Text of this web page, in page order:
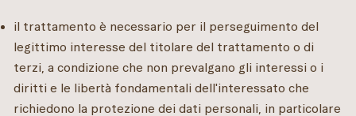
il trattamento è necessario per il perseguimento del
legittimo interesse del titolare del trattamento o di
terzi, a condizione che non prevalgano gli interessi o i
diritti e le libertà fondamentali dell'interessato che
richiedono la protezione dei dati personali, in particolare